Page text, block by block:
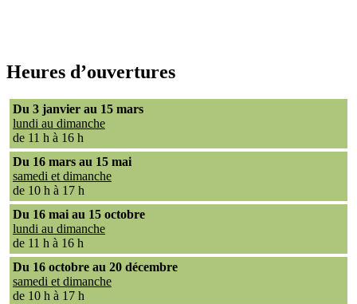
Heures d’ouvertures
Du 3 janvier au 15 mars
lundi au dimanche
de 11 h à 16 h
Du 16 mars au 15 mai
samedi et dimanche
de 10 h à 17 h
Du 16 mai au 15 octobre
lundi au dimanche
de 11 h à 16 h
Du 16 octobre au 20 décembre
samedi et dimanche
de 10 h à 17 h